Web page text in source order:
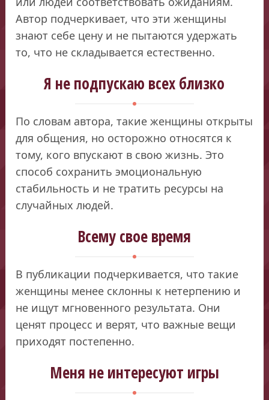
Автор подчеркивает, что эти женщины
знают себе цену и не пытаются удержать
то, что не складывается естественно.
Я не подпускаю всех близко
По словам автора, такие женщины открыты
для общения, но осторожно относятся к
тому, кого впускают в свою жизнь. Это
способ сохранить эмоциональную
стабильность и не тратить ресурсы на
случайных людей.
Всему свое время
В публикации подчеркивается, что такие
женщины менее склонны к нетерпению и
не ищут мгновенного результата. Они
ценят процесс и верят, что важные вещи
приходят постепенно.
Меня не интересуют игры